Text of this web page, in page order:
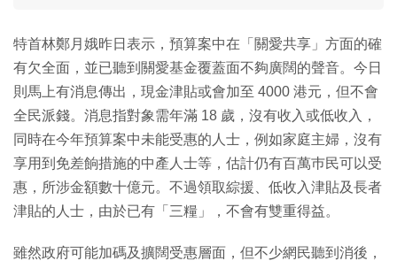
特首林鄭月娥昨日表示，預算案中在「關愛共享」方面的確
有欠全面，並已聽到關愛基金覆蓋面不夠廣闊的聲音。今日
則馬上有消息傳出，現金津貼或會加至 4000 港元，但不會
全民派錢。消息指對象需年滿 18 歲，沒有收入或低收入，
同時在今年預算案中未能受惠的人士，例如家庭主婦，沒有
享用到免差餉措施的中產人士等，估計仍有百萬巿民可以受
惠，所涉金額數十億元。不過領取綜援、低收入津貼及長者
津貼的人士，由於已有「三糧」，不會有雙重得益。
雖然政府可能加碼及擴闊受惠層面，但不少網民聽到消後，